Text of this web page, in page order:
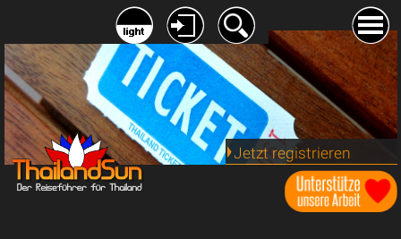
Jetzt registrieren